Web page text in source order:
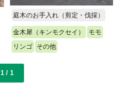
庭木のお手入れ（剪定・伐採）
金木犀（キンモクセイ）
モモ
リンゴ その他
1 / 1